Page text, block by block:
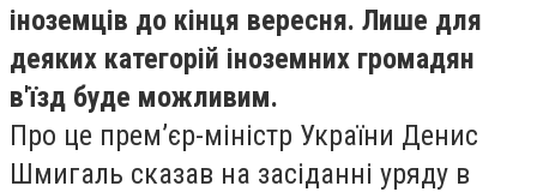
іноземців до кінця вересня. Лише для
деяких категорій іноземних громадян
в'їзд буде можливим.
Про це прем’єр-міністр України Денис
Шмигаль сказав на засіданні уряду в